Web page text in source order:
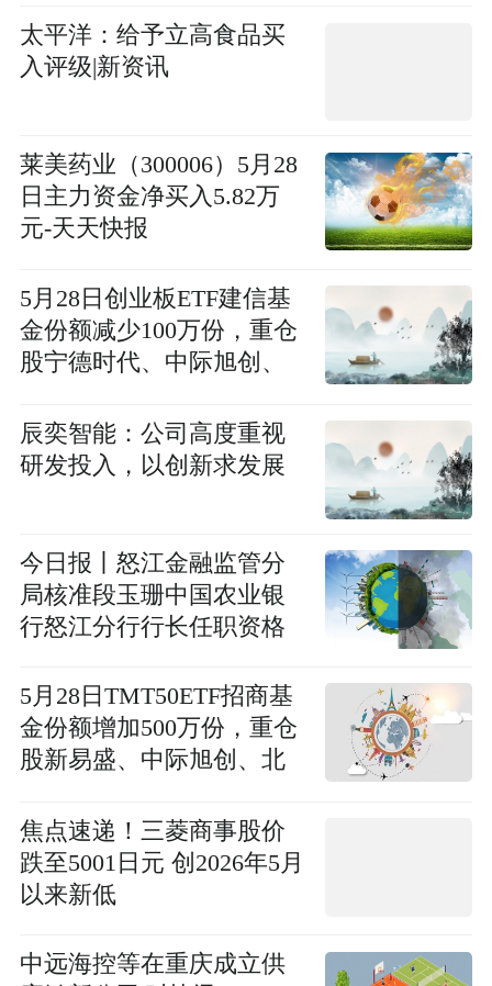
太平洋：给予立高食品买
入评级|新资讯
莱美药业（300006）5月28
日主力资金净买入5.82万
元-天天快报
5月28日创业板ETF建信基
金份额减少100万份，重仓
股宁德时代、中际旭创、
辰奕智能：公司高度重视
研发投入，以创新求发展
今日报丨怒江金融监管分
局核准段玉珊中国农业银
行怒江分行行长任职资格
5月28日TMT50ETF招商基
金份额增加500万份，重仓
股新易盛、中际旭创、北
焦点速递！三菱商事股价
跌至5001日元 创2026年5月
以来新低
中远海控等在重庆成立供